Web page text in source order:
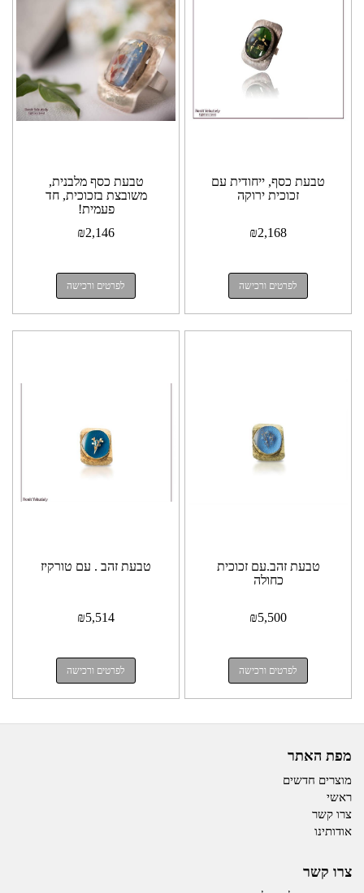
טבעת כסף, ייחודית עם
זכוכית ירוקה
₪2,168
לפרטים ורכישה
טבעת כסף מלבנית,
משובצת בזכוכית, חד
פעמית!
₪2,146
לפרטים ורכישה
טבעת זהב.עם זכוכית
כחולה
₪5,500
לפרטים ורכישה
טבעת זהב . עם טורקיז
₪5,514
לפרטים ורכישה
מפת האתר
מוצרים חדשים
ראשי
צרו קשר
אודותינו
צרו קשר